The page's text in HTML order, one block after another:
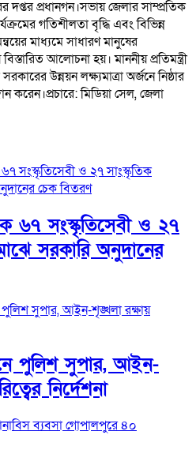
দপ্তর প্রধানগন।সভায় জেলার সাম্প্রতিক
গতিশীলতা বৃদ্ধি এবং বিভিন্ন
মাধ্যমে সাধারণ মানুষের
আলোচনা হয়। মাননীয় প্রতিমন্ত্রী
উন্নয়ন লক্ষ্যমাত্রা অর্জনে নিষ্ঠার
করেন।প্রচারে: মিডিয়া সেল, জেলা
৬৭ সংস্কৃতিসেবী ও ২৭
সরকারি অনুদানের
পুলিশ সুপার, আইন-
নির্দেশনা